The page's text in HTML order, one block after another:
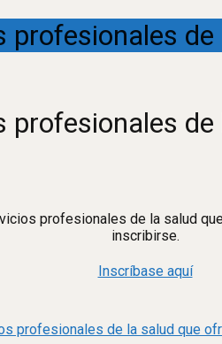
profesionales
profesionales
profesionales de la salud
inscribirse.
Inscríbase aquí
profesionales de la salud que